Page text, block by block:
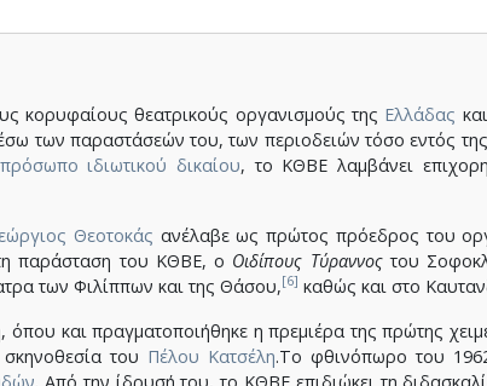
κορυφαίους θεατρικούς οργανισμούς της Ελλάδας
των παραστάσεών του, των περιοδειών τόσο εντός
ιδιωτικού δικαίου, το ΚΘΒΕ λαμβάνει
Θεοτοκάς ανέλαβε ως πρώτος πρόεδρος του
παράσταση του ΚΘΒΕ, ο Οιδίπους Τύραννοςτου
των Φιλίππων και της Θάσου,[6] καθώς και στο
όπου και πραγματοποιήθηκε η πρεμιέρα της πρώτης
του Πέλου Κατσέλη.Το φθινόπωρο του